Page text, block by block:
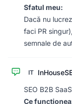
Sfatul meu:
Dacă nu
faci PR
semnale de
IT
SEO B2B
Ce